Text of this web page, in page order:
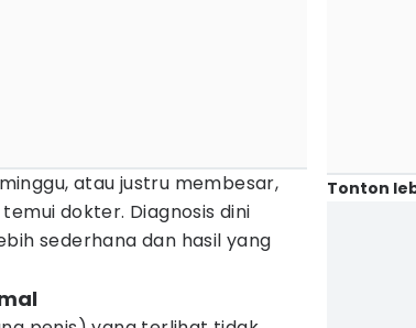
atau justru membesar,
dokter. Diagnosis dini
sederhana dan hasil yang
Tonton